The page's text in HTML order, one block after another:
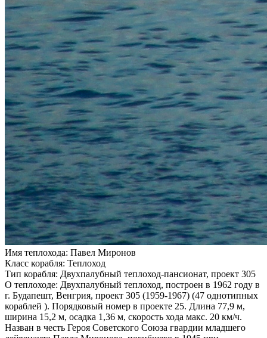
Имя теплохода: Павел Миронов
Класс корабля: Теплоход
Тип корабля: Двухпалубный теплоход-пансионат, проект 305
О теплоходе: Двухпалубный теплоход, построен в 1962 году в
г. Будапешт, Венгрия, проект 305 (1959-1967) (47 однотипных
кораблей ). Порядковый номер в проекте 25. Длина 77,9 м,
ширина 15,2 м, осадка 1,36 м, скорость хода макс. 20 км/ч.
Назван в честь Героя Советского Союза гвардии младшего